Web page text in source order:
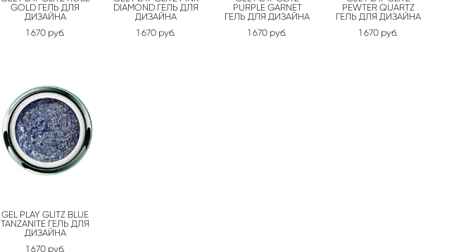
GOLD ГЕЛЬ ДЛЯ
ДИЗАЙНА
1 670 pуб.
DIAMOND ГЕЛЬ ДЛЯ
ДИЗАЙНА
1 670 pуб.
PURPLE GARNET
ГЕЛЬ ДЛЯ ДИЗАЙНА
1 670 pуб.
PEWTER QUARTZ
ГЕЛЬ ДЛЯ ДИЗАЙНА
1 670 pуб.
GEL PLAY GLITZ BLUE
TANZANITE ГЕЛЬ ДЛЯ
ДИЗАЙНА
1 670 pуб.